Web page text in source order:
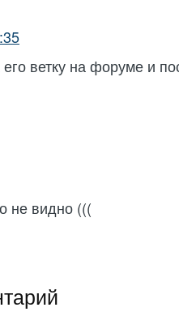
ветку на форуме и
не видно (((